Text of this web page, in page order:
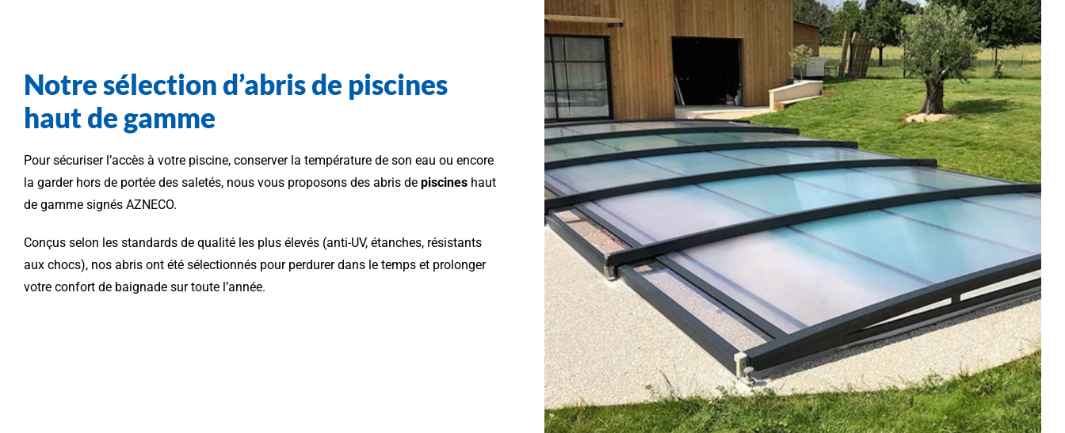
Notre sélection d’abris de piscines
haut de gamme
Pour sécuriser l’accès à votre piscine, conserver la température de son eau ou encore
la garder hors de portée des saletés, nous vous proposons des abris de piscines haut
de gamme signés AZNECO.
Conçus selon les standards de qualité les plus élevés (anti-UV, étanches, résistants
aux chocs), nos abris ont été sélectionnés pour perdurer dans le temps et prolonger
votre confort de baignade sur toute l’année.